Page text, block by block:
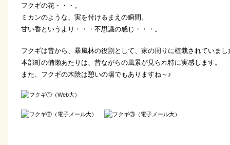
フクギの花・・・。
ミカンのような、実を付けるまえの瞬間。
甘い香というより・・・不思議の感じ・・・。
フクギは昔から、暴風林の役割として、家の周りに植栽されていまし
本部町の備瀬あたりは、昔ながらの風景が見られ特に実感します。
また、フクギの木陰は憩いの場でもありますね～♪